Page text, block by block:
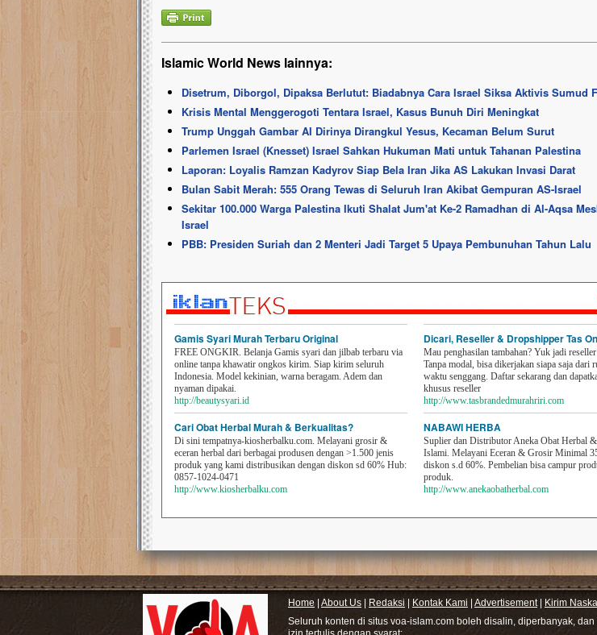
Islamic World News lainnya:
Disetrum, Diborgol, Dipaksa Berlutut: Biadabnya Cara Israel Siksa Aktivis Sumud
Krisis Mental Menggerogoti Tentara Israel, Kasus Bunuh Diri Meningkat
Trump Unggah Gambar AI Dirinya Dirangkul Yesus, Kecaman Belum Surut
Parlemen Israel (Knesset) Israel Sahkan Hukuman Mati untuk Tahanan Palestina
Laporan: Loyalis Ramzan Kadyrov Siap Bela Iran Jika AS Lakukan Invasi Darat
Bulan Sabit Merah: 555 Orang Tewas di Seluruh Iran Akibat Gempuran AS-Israel
Sekitar 100.000 Warga Palestina Ikuti Shalat Jum'at Ke-2 Ramadhan di Al-Aqsa
Israel
PBB: Presiden Suriah dan 2 Menteri Jadi Target 5 Upaya Pembunuhan Tahun Lalu
Gamis Syari Murah Terbaru Original
FREE ONGKIR. Belanja Gamis syari dan jilbab terbaru via
online tanpa khawatir ongkos kirim. Siap kirim seluruh
Indonesia. Model kekinian, warna beragam. Adem dan
nyaman dipakai.
http://beautysyari.id
Cari Obat Herbal Murah & Berkualitas?
Di sini tempatnya-kiosherbalku.com. Melayani grosir &
eceran herbal dari berbagai produsen dengan >1.500 jenis
produk yang kami distribusikan dengan diskon sd 60% Hub:
0857-1024-0471
http://www.kiosherbalku.com
Dicari, Reseller & Dropshipper Tas
Mau penghasilan tambahan? Yuk jadi
Tanpa modal, bisa dikerjakan siapa saja dari
waktu senggang. Daftar sekarang dan
khusus reseller
http://www.tasbrandedmurahriri.com
NABAWI HERBA
Suplier dan Distributor Aneka Obat Herbal
Islami. Melayani Eceran & Grosir Minimal
diskon s.d 60%. Pembelian bisa campur
produk.
http://www.anekaobatherbal.com
Home About Us Redaksi Kontak Kami Advertisement| Kirim
Seluruh konten di situs voa-islam.com boleh disalin, diperbanyak,